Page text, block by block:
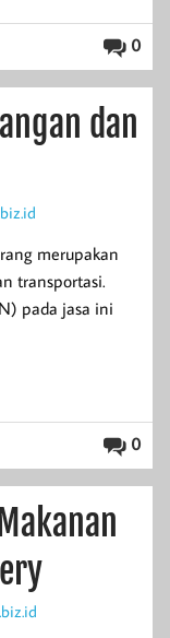
0
dan
merupakan
transportasi.
pada jasa ini
0